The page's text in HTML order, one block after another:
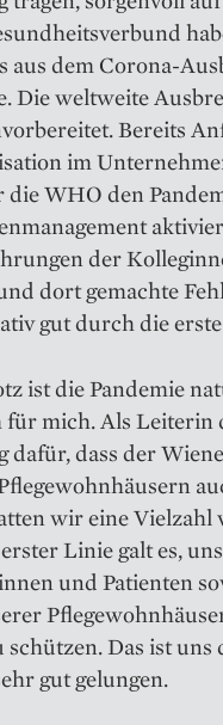
aus dem ­Corona-
Die weltweite
Bereits
im
die WHO den
der
dort gemachte
gut durch die
ist die Pandemie
für mich. Als Leiterin
dafür, dass der
wir eine
Linie galt es,
und Patienten
Das ist
gut gelungen.